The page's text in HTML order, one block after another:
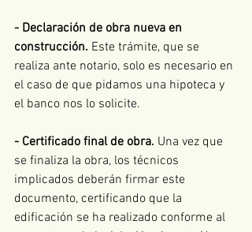
- Declaración de obra nueva en
construcción. Este trámite, que se
realiza ante notario, solo es necesario en
el caso de que pidamos una hipoteca y
el banco nos lo solicite.
- Certificado final de obra. Una vez que
se finaliza la obra, los técnicos
implicados deberán firmar este
documento, certificando que la
edificación se ha realizado conforme al